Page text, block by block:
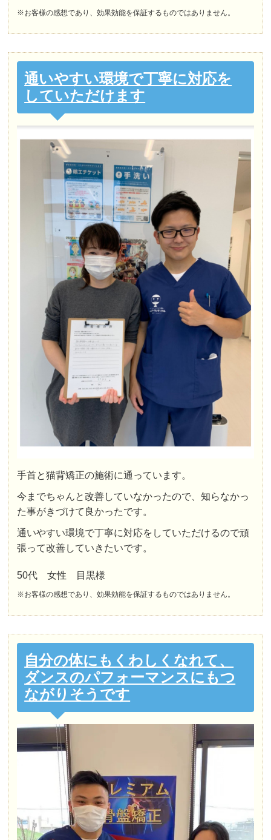
※お客様の感想であり、効果効能を保証するものではありません。
通いやすい環境で丁寧に対応を
していただけます
手首と猫背矯正の施術に通っています。
今までちゃんと改善していなかったので、知らなかっ
た事がきづけて良かったです。
通いやすい環境で丁寧に対応をしていただけるので頑
張って改善していきたいです。
50代 女性 目黒様
※お客様の感想であり、効果効能を保証するものではありません。
自分の体にもくわしくなれて、
ダンスのパフォーマンスにもつ
ながりそうです